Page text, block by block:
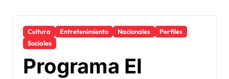
Cultura Entretenimiento Nacionales
Perfiles
Sociales
Programa El